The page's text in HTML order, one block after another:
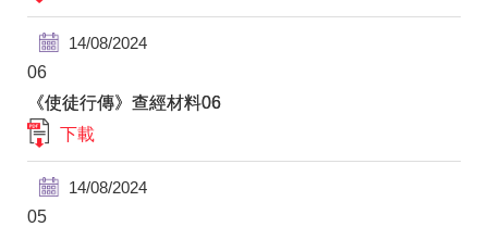
14/08/2024
06
《使徒行傳》查經材料06
下載
14/08/2024
05